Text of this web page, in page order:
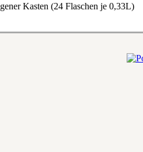
Kasten (24 Flaschen je 0,33L)